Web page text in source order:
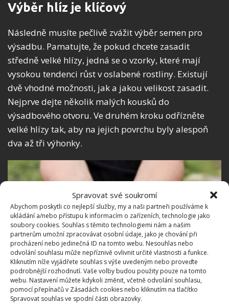
Spravovat své soukromí
Abychom poskytli co nejlepší služby, my a naši partneři používáme k
ukládání a/nebo přístupu k informacím o zařízeních, technologie jako
soubory cookies. Souhlas s těmito technologiemi nám a našim
partnerům umožní zpracovávat osobní údaje, jako je chování při
procházení nebo jedinečná ID na tomto webu. Nesouhlas nebo
odvolání souhlasu může nepříznivě ovlivnit určité vlastnosti a funkce.
Kliknutím níže vyjádřete souhlas s výše uvedeným nebo proveďte
podrobnější rozhodnutí. Vaše volby budou použity pouze na tomto
webu. Nastavení můžete kdykoli změnit, včetně odvolání souhlasu,
pomocí přepínačů v Zásadách cookies nebo kliknutím na tlačítko
Spravovat souhlas ve spodní části obrazovky.
Výběr hlíz je klíčový
Následně musíte pečlivě zvážit výběr semen pro
výsadbu. Pamatujte, že pokud chcete zasadit
středně velké hlízy, jedná se o vzorky, které mají
vysokou tendenci růst v oslabené rostliny. Existují
dvě vhodné možnosti, jak a jakou velikost zasadit.
Nejprve dejte několik malých kousků do
výsadbového otvoru. Ve druhém kroku odřízněte
velké hlízy tak, aby na jejich povrchu byly alespoň
dva až tři výhonky.